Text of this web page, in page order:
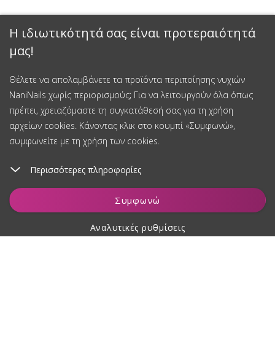
Η ιδιωτικότητά σας είναι προτεραιότητά
μας!
Θέλετε να απολαμβάνετε τα προϊόντα περιποίησης νυχιών
NaniNails χωρίς περιορισμούς; Για να λειτουργούν όλα όπως
πρέπει, χρειαζόμαστε τη συγκατάθεσή σας για τη χρήση
αρχείων cookies. Κάνοντας κλικ στο κουμπί «Συμφωνώ»,
συμφωνείτε με τη χρήση των cookies.
Περισσότερες πληροφορίες
Συμφωνώ
Αναλυτικές ρυθμίσεις
Προσθήκη στο καλάθι